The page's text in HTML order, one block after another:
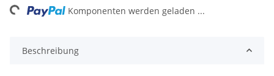
Komponenten werden geladen ...
Beschreibung